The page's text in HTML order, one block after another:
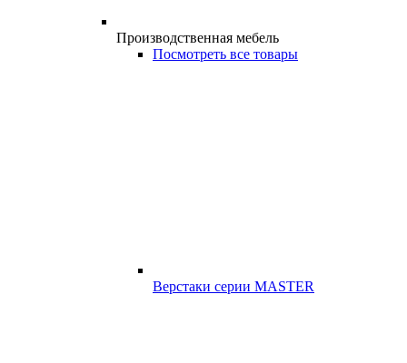
Производственная мебель
Посмотреть все товары
Верстаки серии MASTER